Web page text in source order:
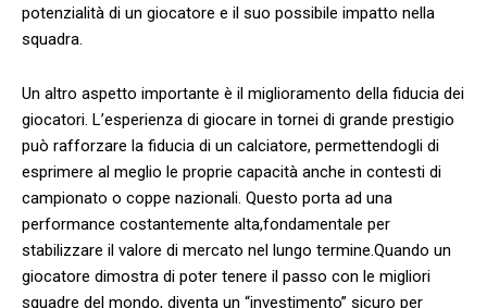
potenzialità di un giocatore e⁢ il suo⁤ possibile impatto nella
squadra.
Un altro aspetto importante ⁤è il miglioramento della ‍fiducia dei
giocatori. L’esperienza di giocare ⁤in tornei di grande prestigio
può rafforzare la fiducia di un⁤ calciatore, permettendogli di
‍esprimere al meglio le proprie capacità anche in contesti di
campionato o coppe nazionali. Questo porta ad una
performance costantemente alta,fondamentale per
stabilizzare il valore di mercato ‍nel lungo ⁤termine.Quando un​
giocatore dimostra di poter tenere il passo con le migliori
squadre del mondo, diventa un “investimento” sicuro per